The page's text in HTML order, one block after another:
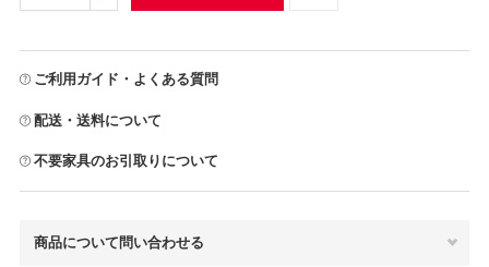
ご利用ガイド・よくある質問
配送・送料について
不要家具のお引取りについて
商品について問い合わせる